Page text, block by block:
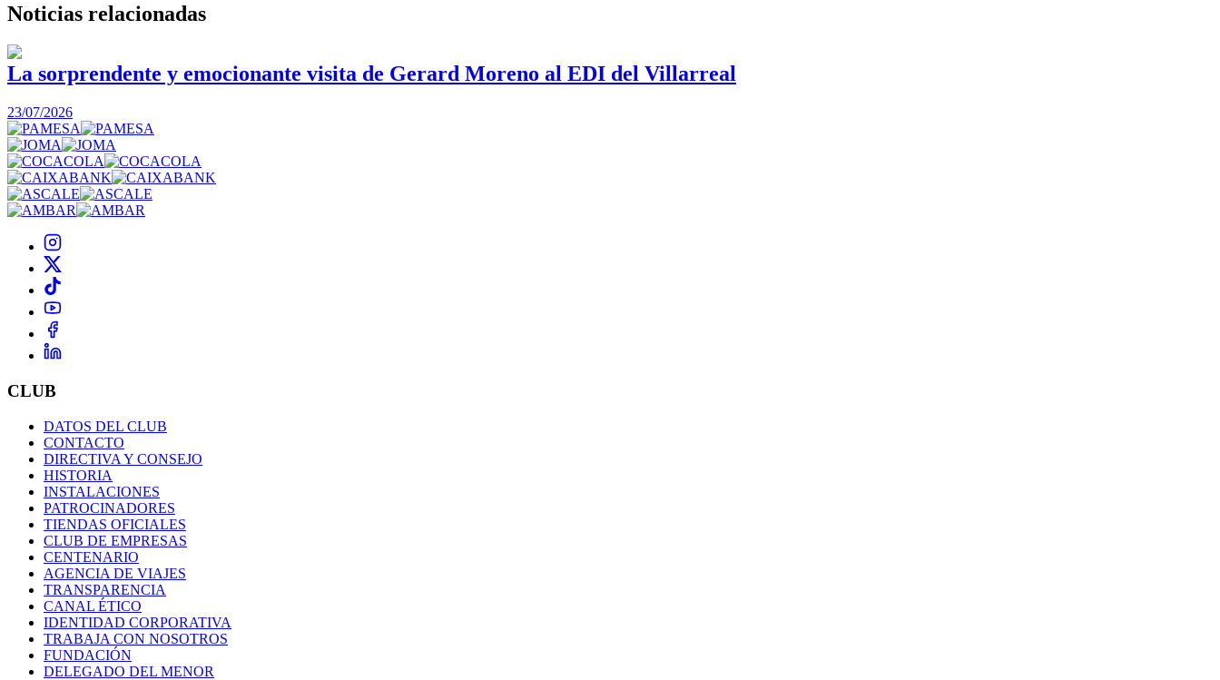
Noticias relacionadas
La sorprendente y emocionante visita de Gerard Moreno al EDI del Villarreal
23/07/2026
CLUB
DATOS DEL CLUB
CONTACTO
DIRECTIVA Y CONSEJO
HISTORIA
INSTALACIONES
PATROCINADORES
TIENDAS OFICIALES
CLUB DE EMPRESAS
CENTENARIO
AGENCIA DE VIAJES
TRANSPARENCIA
CANAL ÉTICO
IDENTIDAD CORPORATIVA
TRABAJA CON NOSOTROS
FUNDACIÓN
DELEGADO DEL MENOR